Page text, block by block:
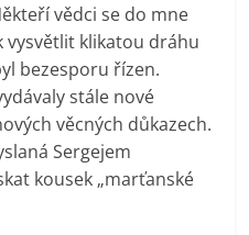
vědci se do mne
vysvětlit klikatou dráhu
bezesporu řízen.
stále nové
věcných důkazech.
Sergejem
kousek „marťanské